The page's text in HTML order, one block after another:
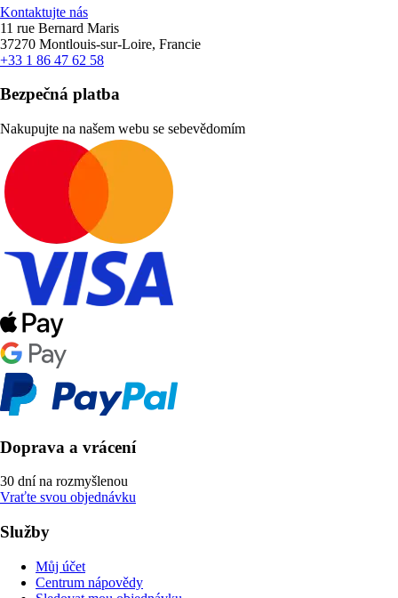
Kontaktujte nás
11 rue Bernard Maris
37270 Montlouis-sur-Loire, Francie
+33 1 86 47 62 58
Bezpečná platba
Nakupujte na našem webu se sebevědomím
Doprava a vrácení
30 dní na rozmyšlenou
Vraťte svou objednávku
Služby
Můj účet
Centrum nápovědy